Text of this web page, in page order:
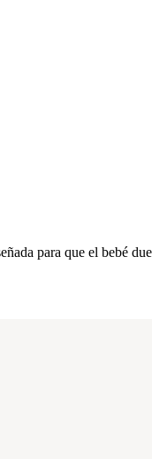
para que el bebé